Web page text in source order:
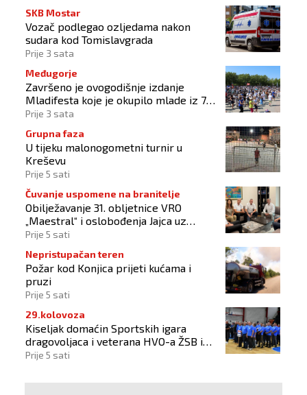
SKB Mostar
Vozač podlegao ozljedama nakon
sudara kod Tomislavgrada
Prije 3 sata
Međugorje
Završeno je ovogodišnje izdanje
Mladifesta koje je okupilo mlade iz 73
zemlje svijeta
Prije 3 sata
Grupna faza
U tijeku malonogometni turnir u
Kreševu
Prije 5 sati
Čuvanje uspomene na branitelje
Obilježavanje 31. obljetnice VRO
„Maestral“ i oslobođenja Jajca uz
pokroviteljstvo HNS-a BiH
Prije 5 sati
Nepristupačan teren
Požar kod Konjica prijeti kućama i
pruzi
Prije 5 sati
29.kolovoza
Kiseljak domaćin Sportskih igara
dragovoljaca i veterana HVO-a ŽSB i
Dana branitelja
Prije 5 sati